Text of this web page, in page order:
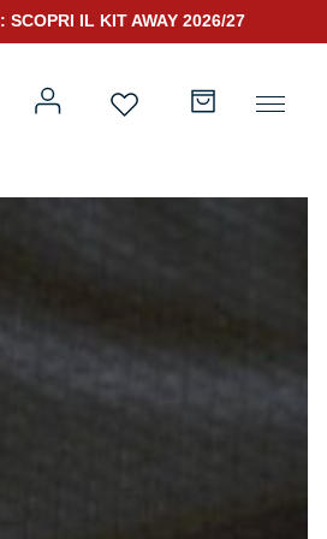
SCOPRI IL KIT AWAY 2026/27